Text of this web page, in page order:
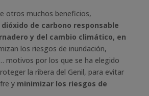
otros muchos beneficios,
de carbono responsable
y del cambio climático, en
los riesgos de inundación,
motivos por los que se ha elegido
la ribera del Genil, para evitar
y minimizar los riesgos de